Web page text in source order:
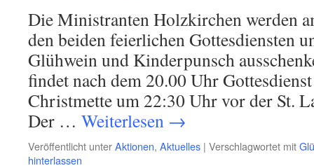
Die Ministranten Holzkirchen werden
den beiden feierlichen Gottesdiensten
Glühwein und Kinderpunsch
findet nach dem 20.00 Uhr
Christmette um 22:30 Uhr vor der St.
Der … Weiterlesen →
Veröffentlicht unterAktionen, Aktuelles | Verschlagwortet mit
hinterlassen